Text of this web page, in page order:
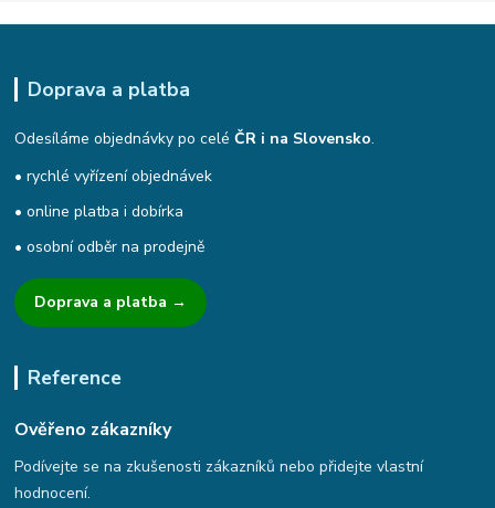
Doprava a platba
Odesíláme objednávky po celéČR i na Slovensko.
• rychlé vyřízení objednávek
• online platba i dobírka
• osobní odběr na prodejně
Doprava a platba →
Reference
Ověřeno zákazníky
Podívejte se na zkušenosti zákazníků nebo přidejte vlastní
hodnocení.